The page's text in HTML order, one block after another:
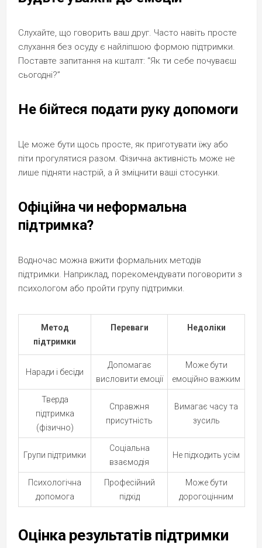
Слухайте, що говорить ваш друг. Часто навіть просте
слухання без осуду є найліпшою формою підтримки.
Поставте запитання на кшталт: “Як ти себе почуваєш
сьогодні?”
Не бійтеся подати руку допомоги
Це може бути щось просте, як приготувати їжу або
піти прогулятися разом. Фізична активність може не
лише підняти настрій, а й зміцнити ваші стосунки.
Офіційна чи неформальна
підтримка?
Водночас можна вжити формальних методів
підтримки. Наприклад, порекомендувати поговорити з
психологом або пройти групу підтримки.
Метод
підтримки
Переваги Недоліки
Наради і бесіди
Допомагає
висловити емоції
Може бути
емоційно важким
Тверда
підтримка
(фізично)
Справжня
присутність
Вимагає часу та
зусиль
Групи підтримки
Соціальна
взаємодія
Не підходить усім
Психологічна
допомога
Професійний
підхід
Може бути
дорогоцінним
Оцінка результатів підтримки